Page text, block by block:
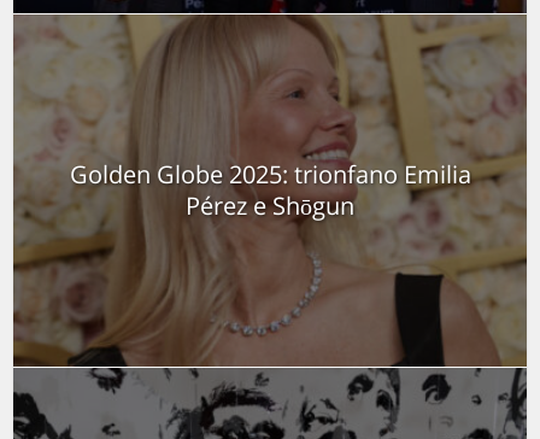
Golden Globe 2025: trionfano Emilia
Pérez e Shōgun